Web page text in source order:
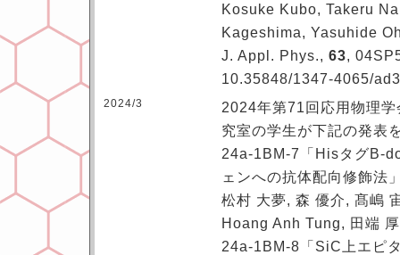
Kosuke Kubo, Takeru
Kageshima, Yasuhide
J. Appl. Phys., 63,
10.35848/1347-4065/
2024/3
2024年第71回応用物理
究室の学生が下記の発表
24a-1BM-7「HisタグB-
ェンへの抗体配向修飾法
松村 大夢, 森 優介, 髙嶋
Hoang Anh Tung, 田端
24a-1BM-8「SiC上エピ